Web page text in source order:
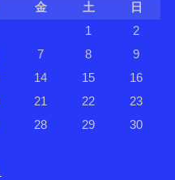
金 土
日
1
2
7 8
9
14 15
16
21 22
23
28 29
30